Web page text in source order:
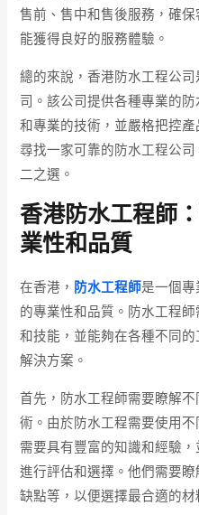
售前、售中和售後服務，確
能獲得良好的服務體驗。
總的來說，香港防水工程公
司。該公司提供各種專業的
和專業的技術，並嚴格把控
尋找一家可靠的防水工程公
二之選。
香港防水工程師
業性和品質
在香港， 防水工程師是一個
的專業性和品質。防水工程
和技能，並能夠在各種不同
解決方案。
首先，防水工程師需要瞭解
術。由於防水工程需要使用不
需要具有豐富的知識和經驗
進行評估和選擇。他們需要
缺點等，以便選擇最合適的材